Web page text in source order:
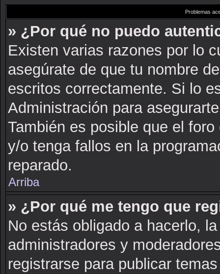
Problemas
» ¿Por qué no puedo
Existen varias razones por lo
asegúrate de que tu nombre
escritos correctamente. Si lo
Administración para
También es posible que el
y/o tenga fallos en la
reparado.
Arriba
» ¿Por qué me tengo que
No estás obligado a hacerlo,
administradores y
registrarse para publicar